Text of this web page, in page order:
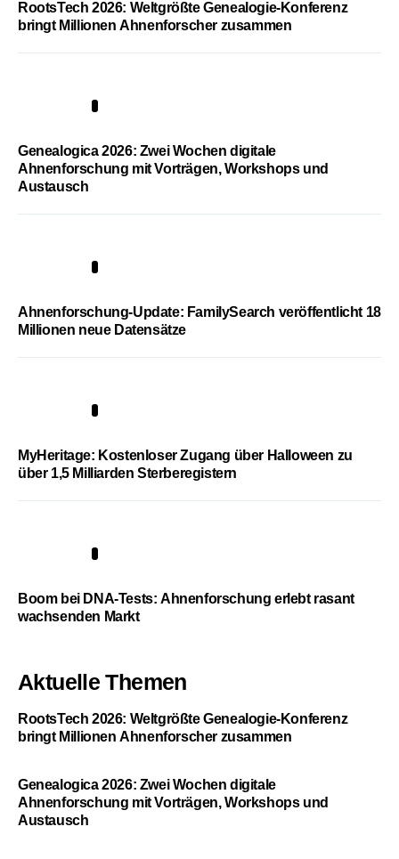
RootsTech 2026: Weltgrößte Genealogie-Konferenz
bringt Millionen Ahnenforscher zusammen
Genealogica 2026: Zwei Wochen digitale
Ahnenforschung mit Vorträgen, Workshops und
Austausch
Ahnenforschung-Update: FamilySearch veröffentlicht 18
Millionen neue Datensätze
MyHeritage: Kostenloser Zugang über Halloween zu
über 1,5 Milliarden Sterberegistern
Boom bei DNA-Tests: Ahnenforschung erlebt rasant
wachsenden Markt
Aktuelle Themen
RootsTech 2026: Weltgrößte Genealogie-Konferenz
bringt Millionen Ahnenforscher zusammen
Genealogica 2026: Zwei Wochen digitale
Ahnenforschung mit Vorträgen, Workshops und
Austausch